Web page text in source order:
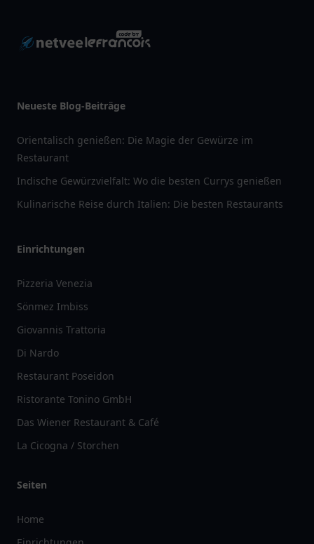
Neueste Blog-Beiträge
Orientalisch genießen: Die Magie der Gewürze im
Restaurant
Indische Gewürzvielfalt: Wo die besten Currys genießen
Kulinarische Reise durch Italien: Die besten Restaurants
Einrichtungen
Pizzeria Venezia
Sönmez Imbiss
Giovannis Trattoria
Di Nardo
Restaurant Poseidon
Ristorante Tonino GmbH
Das Wiener Restaurant & Café
La Cicogna / Storchen
Seiten
Home